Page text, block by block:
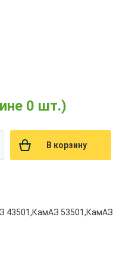
0 шт.)
В корзину
43501,КамАЗ 53501,КамАЗ